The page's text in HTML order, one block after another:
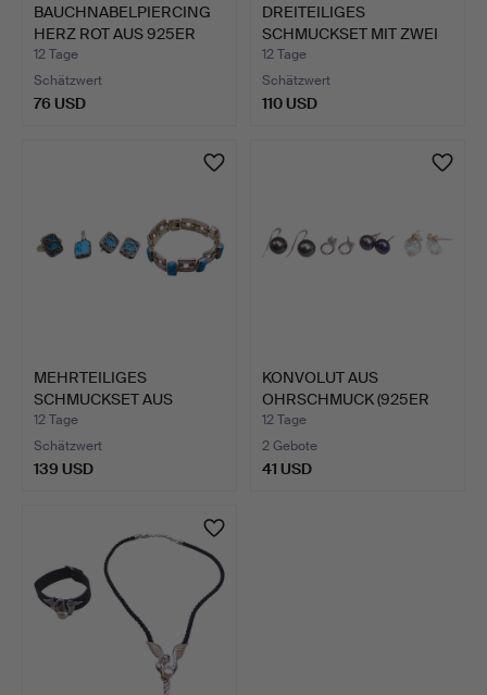
BAUCHNABELPIERCING
HERZ ROT AUS 925ER
SILB…
12 Tage
Schätzwert
76 USD
DREITEILIGES
SCHMUCKSET MIT ZWEI
ANHÄNGERN…
12 Tage
Schätzwert
110 USD
MEHRTEILIGES
SCHMUCKSET AUS
SILBER MIT TÜR…
12 Tage
Schätzwert
139 USD
KONVOLUT AUS
OHRSCHMUCK (925ER
SILBER), 4 …
12 Tage
2 Gebote
41 USD